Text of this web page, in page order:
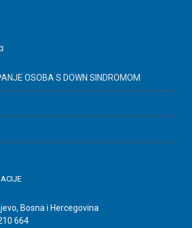
OSOBA S DOWN SINDROMOM
Bosna i Hercegovina
664